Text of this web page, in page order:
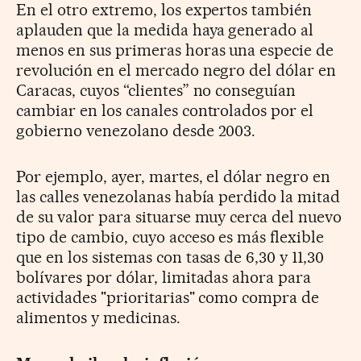
En el otro extremo, los expertos también
aplauden que la medida haya generado al
menos en sus primeras horas una especie de
revolución en el mercado negro del dólar en
Caracas, cuyos “clientes” no conseguían
cambiar en los canales controlados por el
gobierno venezolano desde 2003.
Por ejemplo, ayer, martes, el dólar negro en
las calles venezolanas había perdido la mitad
de su valor para situarse muy cerca del nuevo
tipo de cambio, cuyo acceso es más flexible
que en los sistemas con tasas de 6,30 y 11,30
bolívares por dólar, limitadas ahora para
actividades "prioritarias" como compra de
alimentos y medicinas.